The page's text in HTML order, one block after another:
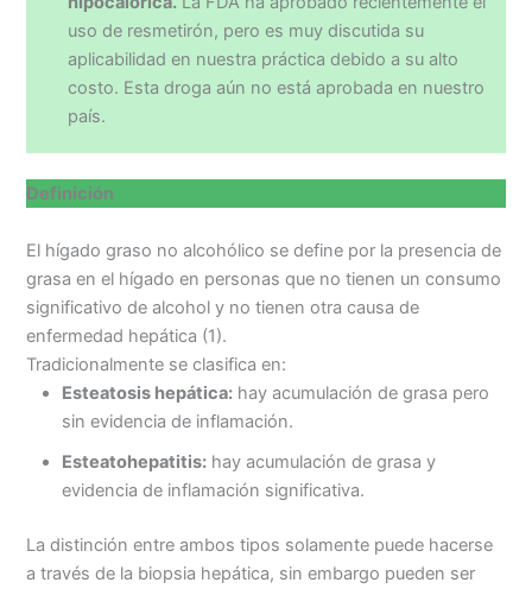
uso de resmetirón, pero es muy discutida su
aplicabilidad en nuestra práctica debido a su alto
costo. Esta droga aún no está aprobada en nuestro
país.
Definición
El hígado graso no alcohólico se define por la presencia de
grasa en el hígado en personas que no tienen un consumo
significativo de alcohol y no tienen otra causa de
enfermedad hepática (1).
Tradicionalmente se clasifica en:
Esteatosis hepática: hay acumulación de grasa pero
sin evidencia de inflamación.
Esteatohepatitis: hay acumulación de grasa y
evidencia de inflamación significativa.
La distinción entre ambos tipos solamente puede hacerse
a través de la biopsia hepática, sin embargo pueden ser